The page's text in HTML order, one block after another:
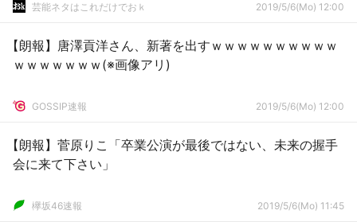
芸能ネタはこれだけでおｋ 2019/5/6(Mo) 12:00
【朗報】唐澤貢洋さん、新著を出すｗｗｗｗｗｗｗｗｗｗ
ｗｗｗｗｗｗｗ(※画像アリ)
GOSSIP速報 2019/5/6(Mo) 12:00
【朗報】菅原りこ「卒業公演が最後ではない、未来の握手
会に来て下さい」
欅坂46速報 2019/5/6(Mo) 11:45